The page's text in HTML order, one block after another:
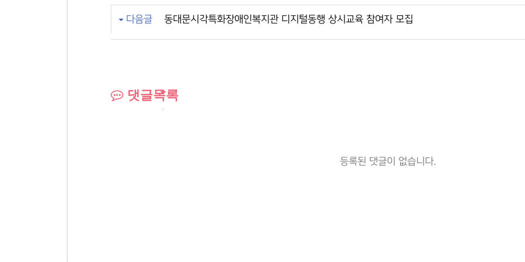
다음글 동대문시각특화장애인복지관 디지털동행 상시교육 참여자 모집
댓글목록
등록된 댓글이 없습니다.